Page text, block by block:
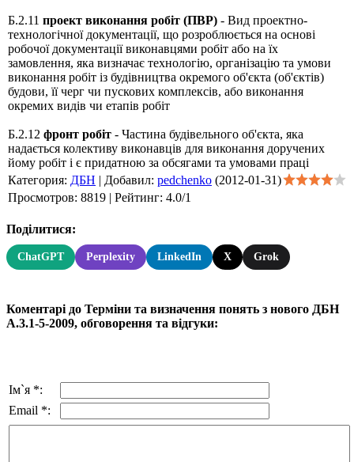
Б.2.11 проект виконання робіт (ПВР) - Вид проектно-
технологічної документації, що розроблюється на основі
робочої документації виконавцями робіт або на їх
замовлення, яка визначає технологію, організацію та умови
виконання робіт із будівництва окремого об'єкта (об'єктів)
будови, її черг чи пускових комплексів, або виконання
окремих видів чи етапів робіт
Б.2.12 фронт робіт - Частина будівельного об'єкта, яка
надається колективу виконавців для виконання доручених
йому робіт і є придатною за обсягами та умовами праці
Категория: ДБН | Добавил: pedchenko (2012-01-31)
Просмотров: 8819 | Рейтинг: 4.0/1
Поділитися:
ChatGPT Perplexity LinkedIn X Grok
Коментарі до Терміни та визначення понять з нового ДБН
А.3.1-5-2009, обговорення та відгуки:
Ім`я *:
Email *: